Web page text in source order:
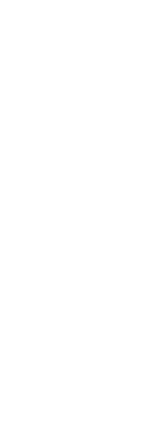
SN/80